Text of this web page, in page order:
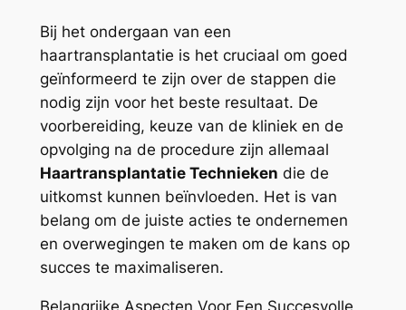
Bij het ondergaan van een
haartransplantatie is het cruciaal om goed
geïnformeerd te zijn over de stappen die
nodig zijn voor het beste resultaat. De
voorbereiding, keuze van de kliniek en de
opvolging na de procedure zijn allemaal
Haartransplantatie Technieken die de
uitkomst kunnen beïnvloeden. Het is van
belang om de juiste acties te ondernemen
en overwegingen te maken om de kans op
succes te maximaliseren.